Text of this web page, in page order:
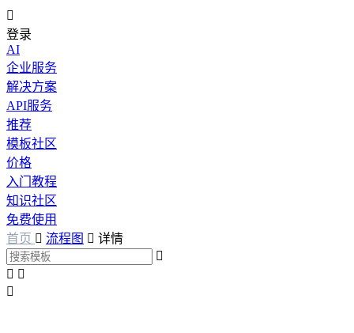

登录
AI
企业服务
解决方案
API服务
推荐
模板社区
价格
入门教程
知识社区
免费使用
首页  流程图  详情

 
